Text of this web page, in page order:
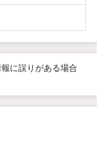
に誤りがある場合